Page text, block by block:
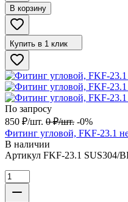
В корзину
Купить в 1 клик
По запросу
850 ₽/шт. 0 ₽/шт. -0%
Фитинг угловой, FKF-23.1
В наличии
Артикул FKF-23.1 SUS304/